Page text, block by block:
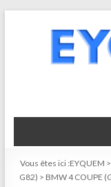
Vous êtes ici :EYQUEM >
G82) > BMW 4 COUPE